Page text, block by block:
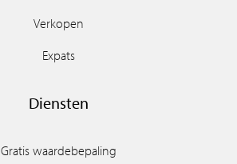
Verkopen
Expats
Diensten
Gratis waardebepaling